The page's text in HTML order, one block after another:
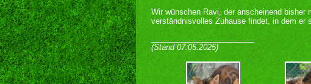
Wir wünschen Ravi, der anscheinend
verständnisvolles Zuhause findet, in dem er
________________________
(Stand 07.05.2025)